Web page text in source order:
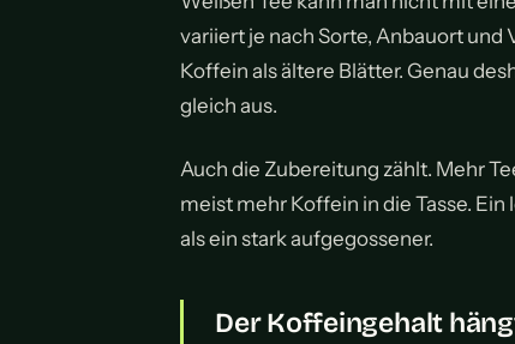
variiert je nach Sorte, Anbauort
Koffein als ältere Blätter. Genau
gleich aus.
Auch die Zubereitung zählt. Mehr
meist mehr Koffein in die Tasse.
als ein stark aufgegossener.
Der Koffeingehalt